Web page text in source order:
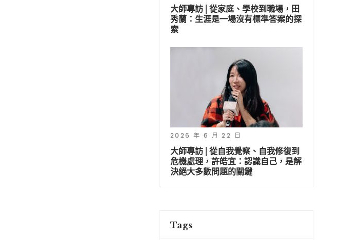
大師專訪 | 從家庭、學校到職場，田
秀蘭：生涯是一場沒有標準答案的探
索
2026 年 6 月 22 日
大師專訪 | 從自我覺察、自我修復到
危機處理，許皓宜：認識自己，是解
決絕大多數問題的關鍵
Tags